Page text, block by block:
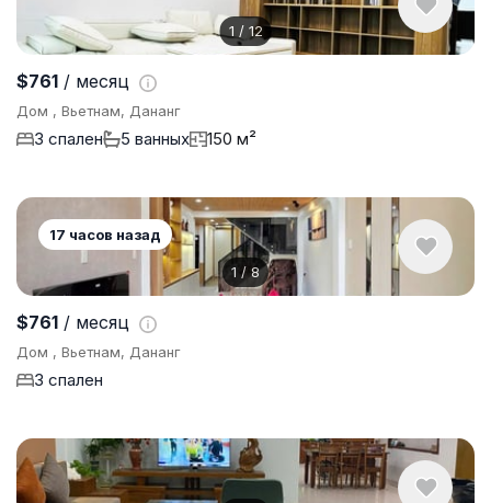
1 / 12
$761 / месяц
Дом , Вьетнам, Дананг
3 спален 5 ванных 150 м²
1 / 8
17 часов назад
$761 / месяц
Дом , Вьетнам, Дананг
3 спален